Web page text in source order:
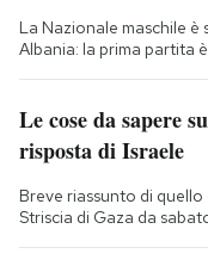
La Nazionale maschile
Albania: la prima partita
Le cose da sapere
risposta di Israele
Breve riassunto di
Striscia di Gaza da